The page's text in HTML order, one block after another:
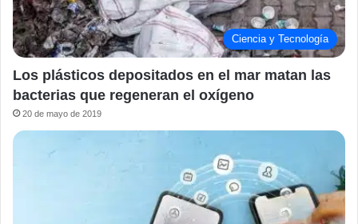
Ciencia y Tecnología
Los plásticos depositados en el mar matan las
bacterias que regeneran el oxígeno
20 de mayo de 2019